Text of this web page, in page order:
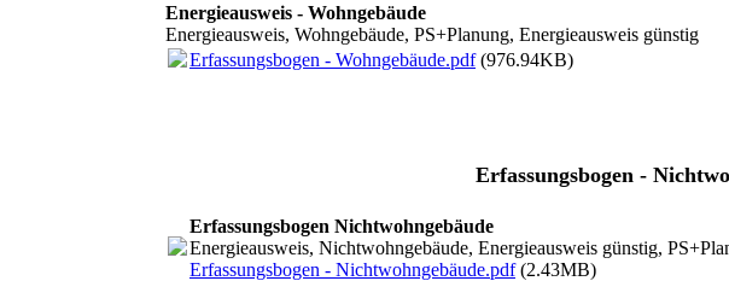
Energieausweis - Wohngebäude
Energieausweis, Wohngebäude, PS+Planung, Energieausweis günstig
Erfassungsbogen - Wohngebäude.pdf(976.94KB)
Erfassungsbogen -
Erfassungsbogen Nichtwohngebäude
Energieausweis, Nichtwohngebäude, Energieausweis günstig,
Erfassungsbogen - Nichtwohngebäude.pdf(2.43MB)